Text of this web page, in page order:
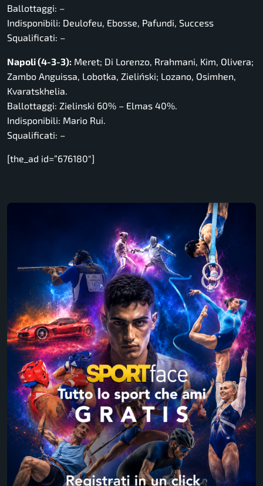
Ballottaggi: –
Indisponibili: Deulofeu, Ebosse, Pafundi, Success
Squalificati: –
Napoli (4-3-3): Meret; Di Lorenzo, Rrahmani, Kim, Olivera;
Zambo Anguissa, Lobotka, Zieliński; Lozano, Osimhen,
Kvaratskhelia.
Ballottaggi: Zielinski 60% – Elmas 40%.
Indisponibili: Mario Rui.
Squalificati: –
[the_ad id=”676180″]